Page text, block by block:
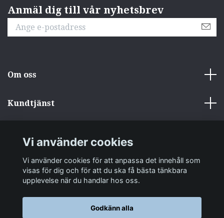
Anmäl dig till vår nyhetsbrev
Om oss
Kundtjänst
Sociala medier
Vi använder cookies
Vi använder cookies för att anpassa det innehåll som
visas för dig och för att du ska få bästa tänkbara
upplevelse när du handlar hos oss.
Godkänn alla